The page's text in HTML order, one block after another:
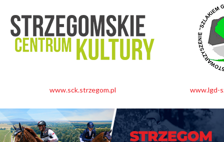
www.sck.strzegom.pl www.lgd-